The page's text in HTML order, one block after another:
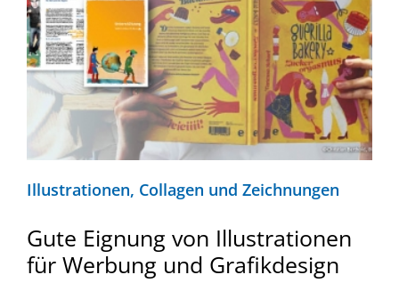
Illustrationen, Collagen und Zeichnungen
Gute Eignung von Illustrationen
für Werbung und Grafikdesign